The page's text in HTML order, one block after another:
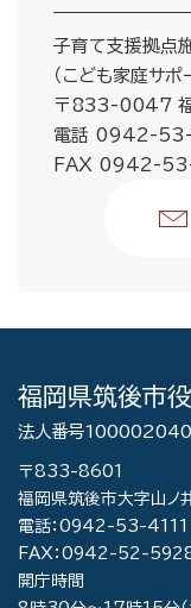
子育て支援拠点施
（こども家庭サポ
〒833-0047 福
電話 0942-
FAX 0942-
福岡県筑後市
法人番号
〒833-8601
福岡県筑後市大字山
電話：0942-53-4111
FAX：0942-52-
開庁時間